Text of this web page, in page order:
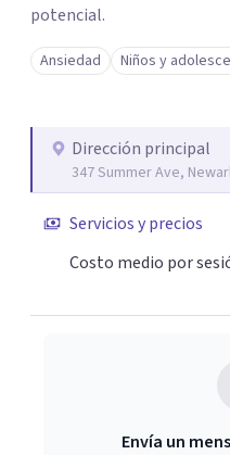
potencial.
Ansiedad Niños y
Dirección principal
347 Summer Ave,
Servicios y precios
Costo medio por
Envía un